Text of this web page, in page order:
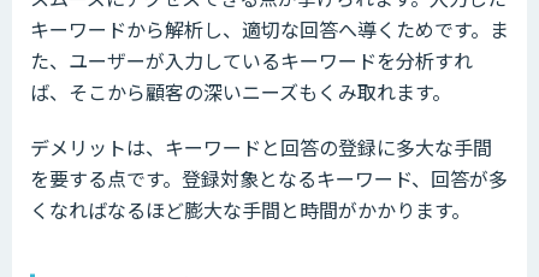
キーワードから解析し、適切な回答へ導くためです。ま
た、ユーザーが入力しているキーワードを分析すれ
ば、そこから顧客の深いニーズもくみ取れます。
デメリットは、キーワードと回答の登録に多大な手間
を要する点です。登録対象となるキーワード、回答が多
くなればなるほど膨大な手間と時間がかかります。